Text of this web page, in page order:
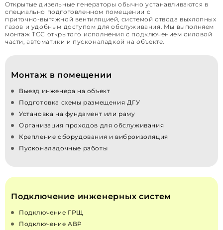
Открытые дизельные генераторы обычно устанавливаются в
специально подготовленном помещении с
приточно‑вытяжной вентиляцией, системой отвода выхлопных
газов и удобным доступом для обслуживания. Мы выполняем
монтаж ТСС открытого исполнения с подключением силовой
части, автоматики и пусконаладкой на объекте.
Монтаж в помещении
Выезд инженера на объект
Подготовка схемы размещения ДГУ
Установка на фундамент или раму
Организация проходов для обслуживания
Крепление оборудования и виброизоляция
Пусконаладочные работы
Подключение инженерных систем
Подключение ГРЩ
Подключение АВР